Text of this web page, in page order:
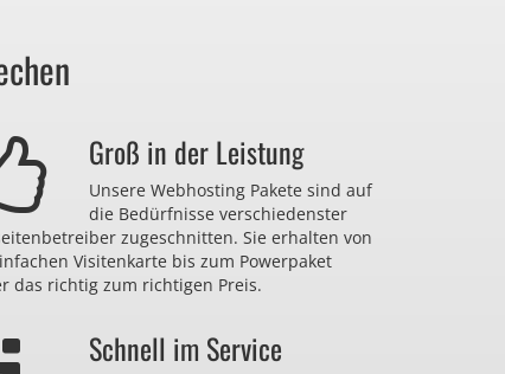
Groß in der Leistung
Unsere Webhosting Pakete sind auf
die Bedürfnisse verschiedenster
zugeschnitten. Sie erhalten von
Visitenkarte bis zum Powerpaket
das richtig zum richtigen Preis.
Schnell im Service